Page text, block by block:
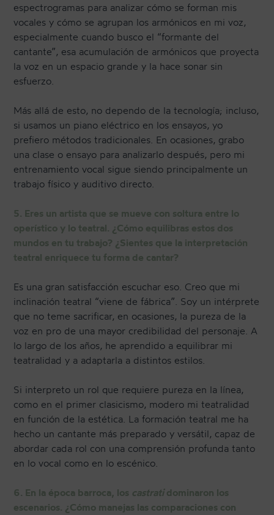
espectrogramas para analizar cómo se forman mis
vocales y cómo se agrupan los armónicos en mi voz,
especialmente cuando busco el “formante del
cantante”, esa acumulación de armónicos que proyecta
la voz en un espacio grande y la hace sonar sin
esfuerzo.
Más allá de esto, no dependo de la tecnología; incluso,
si usamos un piano eléctrico en los ensayos, yo
prefiero métodos tradicionales. En ocasiones, grabo
una clase o ensayo para analizarlo después, pero mi
entrenamiento vocal sigue siendo principalmente un
trabajo físico y auditivo directo.
5. Eres un artista que se mueve con soltura entre lo
operístico y lo teatral. ¿Cómo equilibras estos dos
mundos en tu trabajo? ¿Sientes que la interpretación
teatral enriquece tu forma de cantar?
Es una gran satisfacción escuchar eso. Creo que mi
inclinación teatral “viene de fábrica”. Soy un intérprete
que no teme sacrificar, en ocasiones, la pureza de la
voz en pro de una mayor credibilidad del personaje. A
lo largo de los años, he aprendido a equilibrar mi
teatralidad y a adaptarla a distintos estilos.
Si interpreto un rol que requiere pureza en la línea,
como en el primer clasicismo, modero mi teatralidad
en función de la estética. La formación teatral me ha
hecho un cantante más preparado y versátil, capaz de
abordar cada rol con una comprensión profunda tanto
en lo vocal como en lo escénico.
6. En la época barroca, los castratidominaron los
escenarios. ¿Cómo manejas las comparaciones con